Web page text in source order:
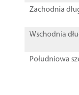
Zachodnia
Wschodnia
Południowa